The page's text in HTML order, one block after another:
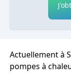
Actuellement à
pompes à